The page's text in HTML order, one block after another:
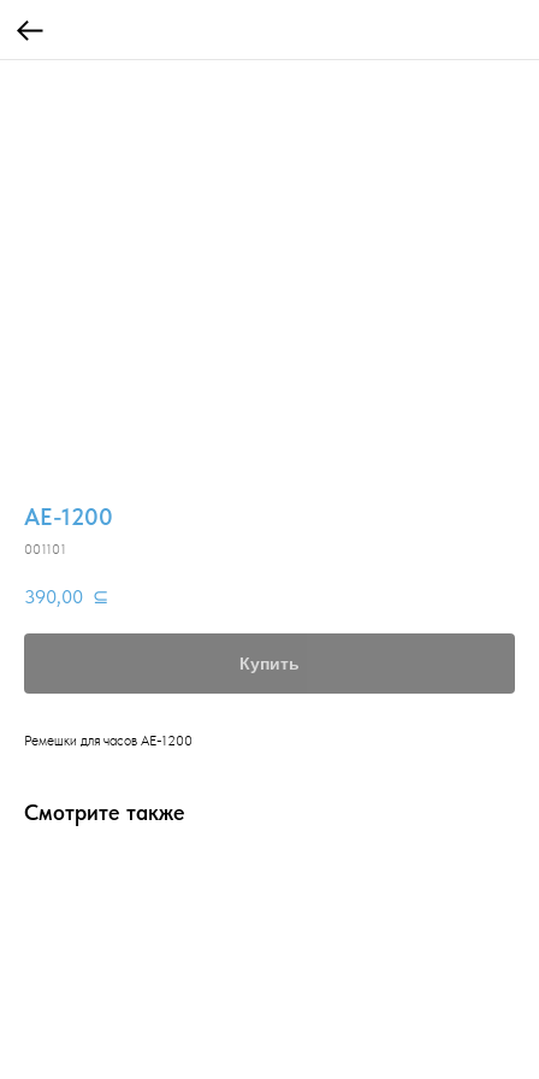
AE-1200
001101
390,00 ⊆
Купить
Ремешки для часов AE-1200
Смотрите также